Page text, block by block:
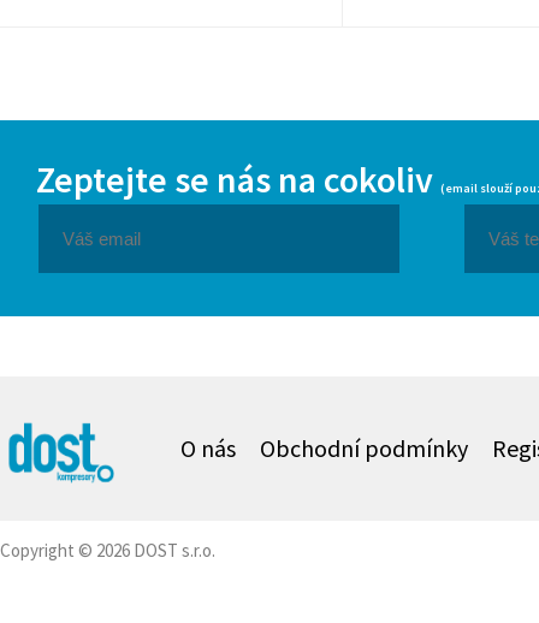
Zeptejte se nás na cokoliv (email slouží
O nás Obchodní podmínky
Copyright © 2026 DOST s.r.o.